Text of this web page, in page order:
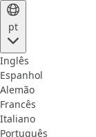
pt
Inglês
Espanhol
Alemão
Francês
Italiano
Português